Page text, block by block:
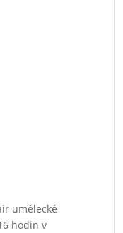
umělecké
hodin v